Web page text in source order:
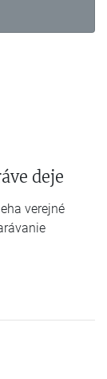
deje
verejné